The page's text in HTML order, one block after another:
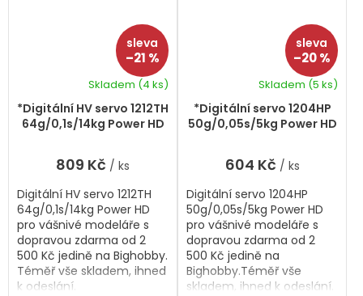
–21 %
*Digitální HV servo 1212TH
64g/0,1s/14kg Power HD
Skladem (4 ks)
809 Kč / ks
Digitální HV servo 1212TH
64g/0,1s/14kg Power HD
pro vášnivé modeláře s
dopravou zdarma od 2
500 Kč jedině na Bighobby.
Téměř vše skladem, ihned
k odeslání.
–20 %
*Digitální servo 1204HP
50g/0,05s/5kg Power HD
Skladem (5 ks)
604 Kč / ks
Digitální servo 1204HP
50g/0,05s/5kg Power HD
pro vášnivé modeláře s
dopravou zdarma od 2
500 Kč jedině na
Bighobby.Téměř vše
skladem, ihned k odeslání.